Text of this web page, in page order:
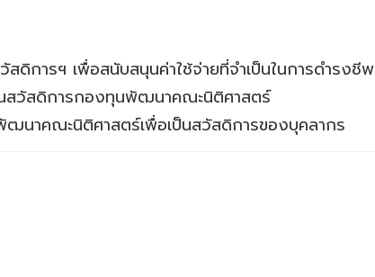
ดิการฯ เพื่อสนับสนุนค่าใช้จ่ายที่จำเป็นในการดำรงชีพ
สวัสดิการกองทุนพัฒนาคณะนิติศาสตร์
นาคณะนิติศาสตร์เพื่อเป็นสวัสดิการของบุคลากร